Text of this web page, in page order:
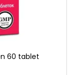
60 tablet